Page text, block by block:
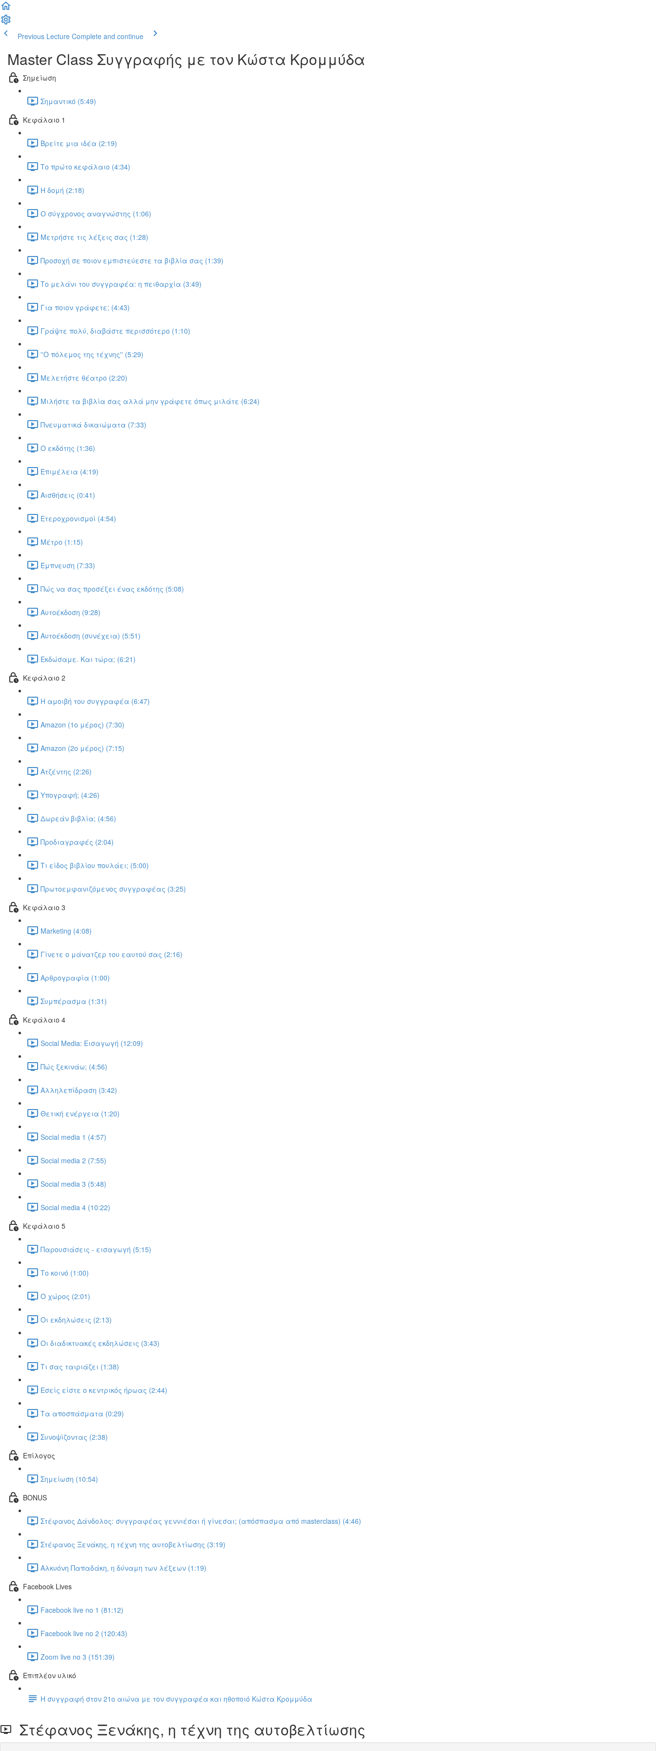
Previous Lecture Complete and continue
Master Class Συγγραφής με τον Κώστα Κρομμύδα
Σημείωση
Σημαντικό (5:49)
Κεφάλαιο 1
Βρείτε μια ιδέα (2:19)
Το πρώτο κεφάλαιο (4:34)
Η δομή (2:18)
Ο σύγχρονος αναγνώστης (1:06)
Μετρήστε τις λέξεις σας (1:28)
Προσοχή σε ποιον εμπιστεύεστε τα βιβλία σας (1:39)
Το μελάνι του συγγραφέα: η πειθαρχία (3:49)
Για ποιον γράφετε; (4:43)
Γράψτε πολύ, διαβάστε περισσότερο (1:10)
''Ο πόλεμος της τέχνης'' (5:29)
Μελετήστε θέατρο (2:20)
Μιλήστε τα βιβλία σας αλλά μην γράφετε όπως μιλάτε (6:24)
Πνευματικά δικαιώματα (7:33)
Ο εκδότης (1:36)
Επιμέλεια (4:19)
Αισθήσεις (0:41)
Ετεροχρονισμοί (4:54)
Μέτρο (1:15)
Έμπνευση (7:33)
Πώς να σας προσέξει ένας εκδότης (5:08)
Αυτοέκδοση (9:28)
Αυτοέκδοση (συνέχεια) (5:51)
Εκδώσαμε. Και τώρα; (6:21)
Κεφάλαιο 2
Η αμοιβή του συγγραφέα (6:47)
Amazon (1ο μέρος) (7:30)
Amazon (2ο μέρος) (7:15)
Ατζέντης (2:26)
Υπογραφή; (4:26)
Δωρεάν βιβλία; (4:56)
Προδιαγραφές (2:04)
Τι είδος βιβλίου πουλάει; (5:00)
Πρωτοεμφανιζόμενος συγγραφέας (3:25)
Κεφάλαιο 3
Marketing (4:08)
Γίνετε ο μάνατζερ του εαυτού σας (2:16)
Αρθρογραφία (1:00)
Συμπέρασμα (1:31)
Κεφάλαιο 4
Social Media: Εισαγωγή (12:09)
Πώς ξεκινάω; (4:56)
Αλληλεπίδραση (3:42)
Θετική ενέργεια (1:20)
Social media 1 (4:57)
Social media 2 (7:55)
Social media 3 (5:48)
Social media 4 (10:22)
Κεφάλαιο 5
Παρουσιάσεις - εισαγωγή (5:15)
Το κοινό (1:00)
Ο χώρος (2:01)
Οι εκδηλώσεις (2:13)
Οι διαδικτυακές εκδηλώσεις (3:43)
Τι σας ταιριάζει (1:38)
Εσείς είστε ο κεντρικός ήρωας (2:44)
Τα αποσπάσματα (0:29)
Συνοψίζοντας (2:38)
Επίλογος
Σημείωση (10:54)
BONUS
Στέφανος Δάνδολος: συγγραφέας γεννιέσαι ή γίνεσαι; (απόσπασμα από masterclass) (4:46)
Στέφανος Ξενάκης, η τέχνη της αυτοβελτίωσης (3:19)
Αλκυόνη Παπαδάκη, η δύναμη των λέξεων (1:19)
Facebook Lives
Facebook live no 1 (81:12)
Facebook live no 2 (120:43)
Zoom live no 3 (151:39)
Επιπλέον υλικό
Η συγγραφή στον 21ο αιώνα με τον συγγραφέα και ηθοποιό Κώστα Κρομμύδα
Στέφανος Ξενάκης, η τέχνη της αυτοβελτίωσης